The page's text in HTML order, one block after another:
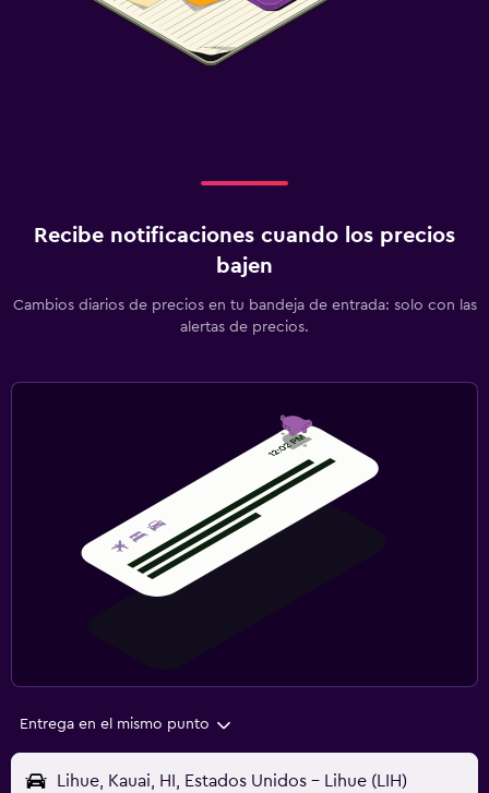
Recibe notificaciones cuando los precios
bajen
Cambios diarios de precios en tu bandeja de entrada: solo con las
alertas de precios.
Entrega en el mismo punto
Lihue, Kauai, HI, Estados Unidos - Lihue (LIH)